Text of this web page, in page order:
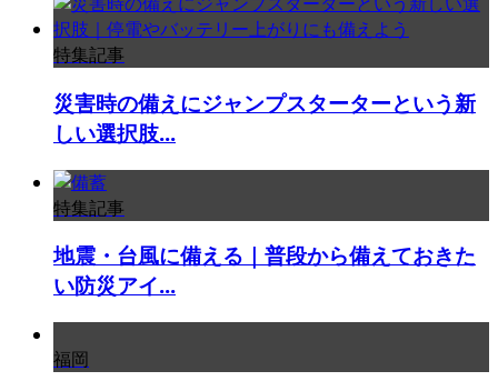
特集記事
災害時の備えにジャンプスターターという新
しい選択肢...
特集記事
地震・台風に備える｜普段から備えておきた
い防災アイ...
福岡